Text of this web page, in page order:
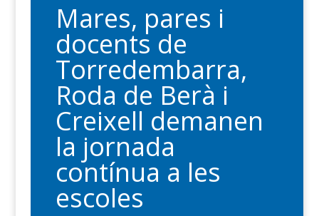
Mares, pares i
docents de
Torredembarra,
Roda de Berà i
Creixell demanen
la jornada
contínua a les
escoles